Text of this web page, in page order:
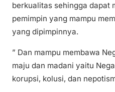
berkualitas sehingga dapat
pemimpin yang mampu
yang dipimpinnya.
” Dan mampu membawa
maju dan madani yaitu
korupsi, kolusi, dan